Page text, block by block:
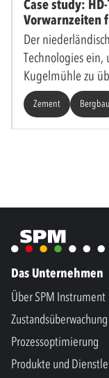
Case study:
Vorwarnzeiten
Der
Technologies
Kugelmühle zu
Zement Bergbau
Das Unternehmen
Über SPM Instrument
Zustandsüberwachung
Prozessoptimierung
Produkte und